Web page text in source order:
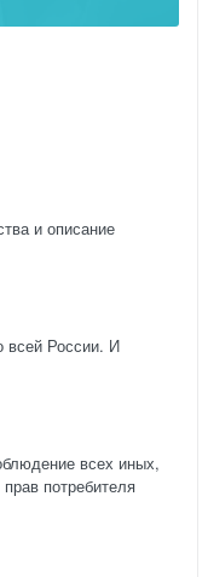
и описание
всей России. И
всех иных,
потребителя